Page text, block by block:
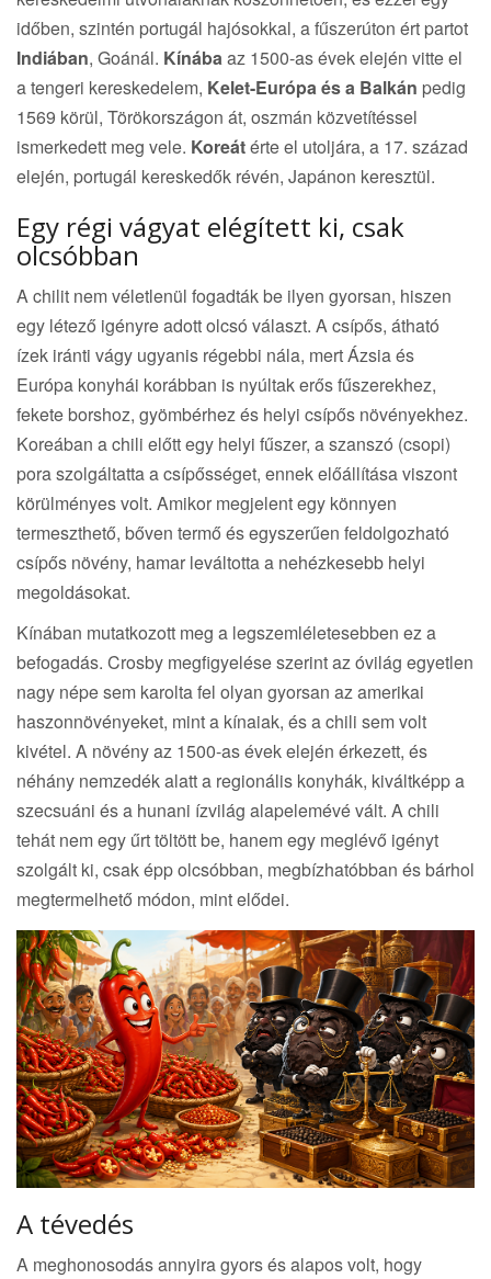
időben, szintén portugál hajósokkal, a fűszerúton ért partot
Indiában, Goánál. Kínába az 1500-as évek elején vitte el
a tengeri kereskedelem, Kelet-Európa és a Balkán pedig
1569 körül, Törökországon át, oszmán közvetítéssel
ismerkedett meg vele. Koreátérte el utoljára, a 17. század
elején, portugál kereskedők révén, Japánon keresztül.
Egy régi vágyat elégített ki, csak
olcsóbban
A chilit nem véletlenül fogadták be ilyen gyorsan, hiszen
egy létező igényre adott olcsó választ. A csípős, átható
ízek iránti vágy ugyanis régebbi nála, mert Ázsia és
Európa konyhái korábban is nyúltak erős fűszerekhez,
fekete borshoz, gyömbérhez és helyi csípős növényekhez.
Koreában a chili előtt egy helyi fűszer, a szanszó (csopi)
pora szolgáltatta a csípősséget, ennek előállítása viszont
körülményes volt. Amikor megjelent egy könnyen
termeszthető, bőven termő és egyszerűen feldolgozható
csípős növény, hamar leváltotta a nehézkesebb helyi
megoldásokat.
Kínában mutatkozott meg a legszemléletesebben ez a
befogadás. Crosby megfigyelése szerint az óvilág egyetlen
nagy népe sem karolta fel olyan gyorsan az amerikai
haszonnövényeket, mint a kínaiak, és a chili sem volt
kivétel. A növény az 1500-as évek elején érkezett, és
néhány nemzedék alatt a regionális konyhák, kiváltképp a
szecsuáni és a hunani ízvilág alapelemévé vált. A chili
tehát nem egy űrt töltött be, hanem egy meglévő igényt
szolgált ki, csak épp olcsóbban, megbízhatóbban és bárhol
megtermelhető módon, mint elődei.
A tévedés
A meghonosodás annyira gyors és alapos volt, hogy